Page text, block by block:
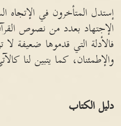
إستدل المتأخرون في الإتجاه
الإجتهاد بعدد من نصوص
فالأدلة التي قدموها ضعيفة
والإطمئنان، كما يتبين لنا
دليل الكتاب